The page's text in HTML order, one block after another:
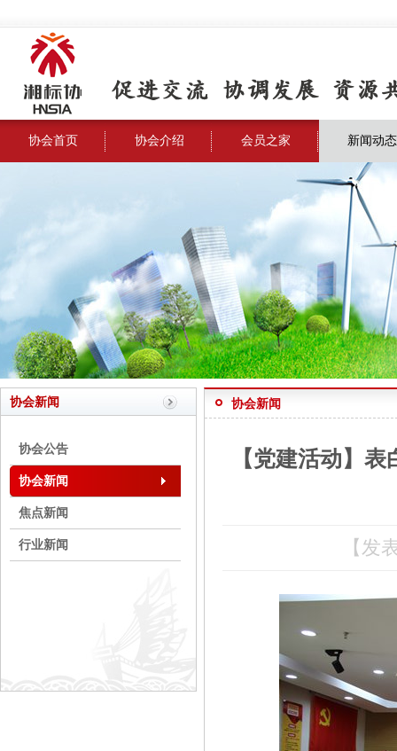
协会首页 协会介绍 会员之家 新闻动态
协会新闻
协会公告
协会新闻
焦点新闻
行业新闻
协会新闻
【党建活动】
【发